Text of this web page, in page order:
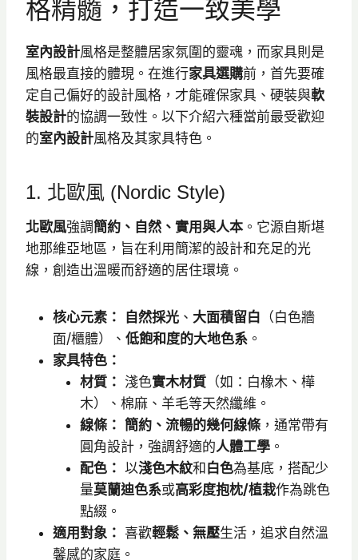
格精髓，打造一致美學
室內設計風格是整體居家氛圍的靈魂，而家具則是
風格最直接的體現。在進行家具選購前，首先要確
定自己偏好的設計風格，才能確保家具、硬裝與軟
裝設計的協調一致性。以下介紹六種當前最受歡迎
的室內設計風格及其家具特色。
1. 北歐風 (Nordic Style)
北歐風強調簡約、自然、實用與人本 。它源自斯堪
地那維亞地區，旨在利用簡潔的設計和充足的光
線，創造出溫暖而舒適的居住環境。
核心元素： 自然採光 、 大面積留白 （白色牆
面/櫃體）、 低飽和度的大地色系 。
家具特色：
材質： 淺色實木材質 （如：白橡木、樺
木）、棉麻、羊毛等天然纖維。
線條： 簡約、流暢的幾何線條 ，通常帶有
圓角設計，強調舒適的人體工學 。
配色： 以淺色木紋和白色為基底，搭配少
量莫蘭迪色系或高彩度抱枕/植栽作為跳色
點綴。
適用對象： 喜歡輕鬆、無壓生活，追求自然溫
馨感的家庭。